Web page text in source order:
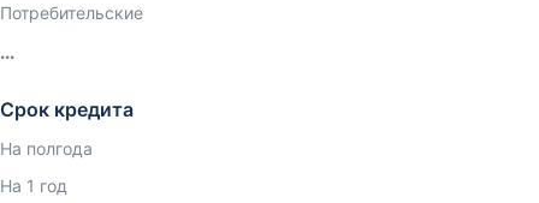
Потребительские
Срок кредита
На полгода
На 1 год